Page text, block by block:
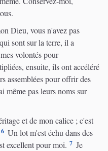
Dieu, vous n'avez pas
sont sur la terre, il a
volontés pour
ensuite, ils ont accéléré
assemblées pour offrir des
même pas leurs noms sur
et de mon calice ; c'est
6 Un lot m'est échu dans des
excellent pour moi. 7 Je